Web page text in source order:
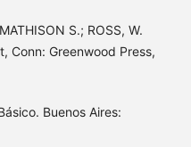
S.; ROSS, W.
Conn: Greenwood Press,
Buenos Aires: